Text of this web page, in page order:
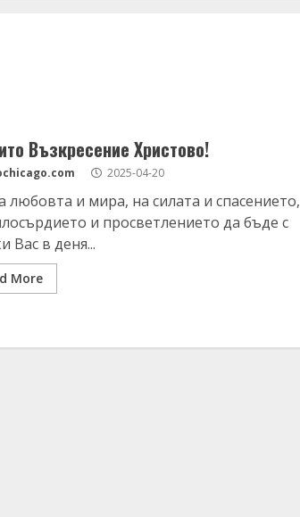
Възкресение Христово!
2025-04-20
любовта и мира, на силата и спасението,
и просветлението да бъде с
Вас в деня...
More